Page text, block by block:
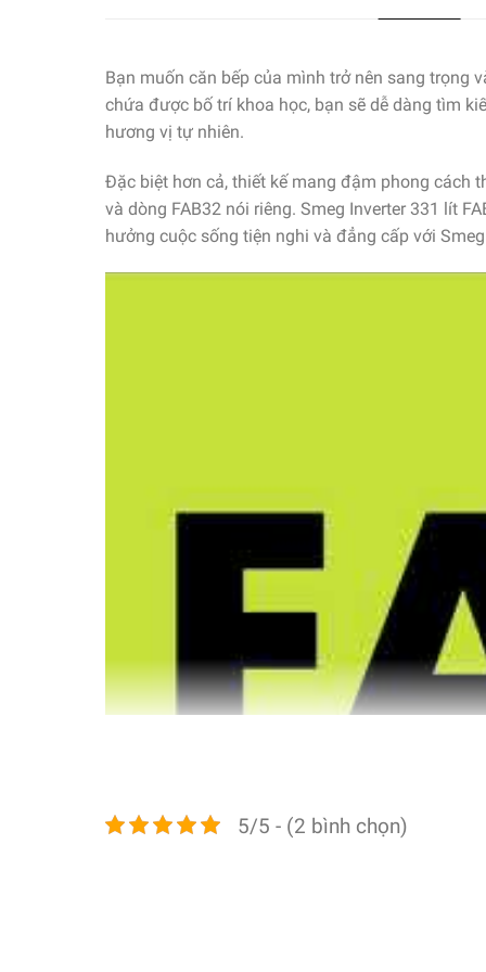
Bạn muốn căn bếp của mình trở nên sang trọng
chứa được bố trí khoa học, bạn sẽ dễ dàng tìm
hương vị tự nhiên.
Đặc biệt hơn cả, thiết kế mang đậm phong cách
và dòng FAB32 nói riêng. Smeg Inverter 331 lít
hưởng cuộc sống tiện nghi và đẳng cấp với Smeg
5/5 - (2 bình chọn)